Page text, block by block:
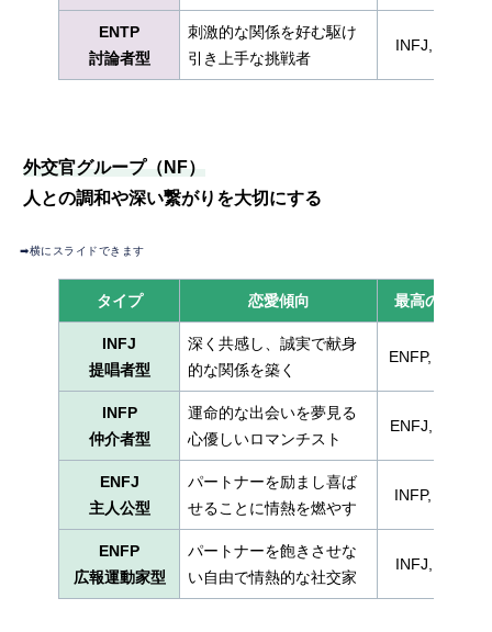
ENTP
討論者型
刺激的な関係を好む駆け
引き上手な挑戦者
INFJ, INTJ
外交官グループ（NF）
人との調和や深い繋がりを大切にする
➡︎横にスライドできます
タイプ 恋愛傾向 最高の相性
INFJ
提唱者型
深く共感し、誠実で献身
的な関係を築く
ENFP, ENTP
INFP
仲介者型
運命的な出会いを夢見る
心優しいロマンチスト
ENFJ, ENTJ
ENFJ
主人公型
パートナーを励まし喜ば
せることに情熱を燃やす
INFP, ISFP
ENFP
広報運動家型
パートナーを飽きさせな
い自由で情熱的な社交家
INFJ, INTJ